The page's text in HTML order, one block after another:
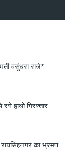
वसुंधरा राजे*
हाथो गिरफ्तार
रायसिंहनगर का भ्रमण